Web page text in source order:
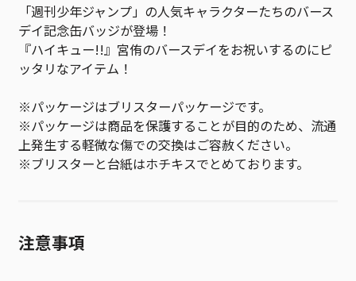
「週刊少年ジャンプ」の人気キャラクターたちのバース
デイ記念缶バッジが登場！
『ハイキュー!!』宮侑のバースデイをお祝いするのにピ
ッタリなアイテム！
※パッケージはブリスターパッケージです。
※パッケージは商品を保護することが目的のため、流通
上発生する軽微な傷での交換はご容赦ください。
※ブリスターと台紙はホチキスでとめております。
注意事項